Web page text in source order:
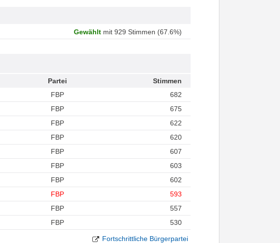
Gewähltmit 929 Stimmen (67.6%)
Partei
Stimmen
FBP
682
FBP
675
FBP
622
FBP
620
FBP
607
FBP
603
FBP
602
FBP
593
FBP
557
FBP 530
Fortschrittliche Bürgerpartei